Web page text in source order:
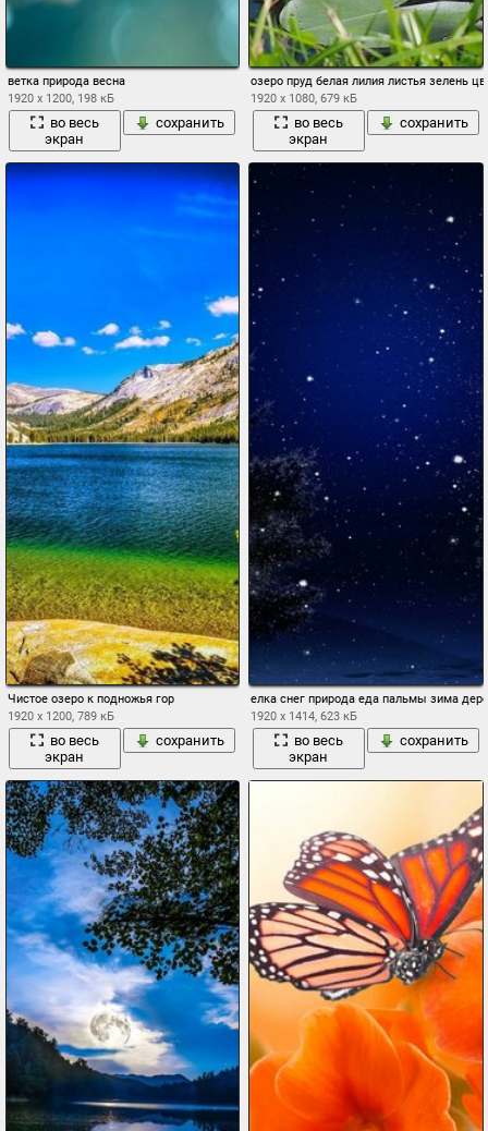
ветка природа весна
1920 x 1200, 198 кБ
во весь
экран
сохранить
озеро пруд белая лилия листья зелень
1920 x 1080, 679 кБ
во весь
экран
сохранить
Чистое озеро к подножья гор
1920 x 1200, 789 кБ
во весь
экран
сохранить
елка снег природа еда пальмы зима
1920 x 1414, 623 кБ
во весь
экран
сохранить